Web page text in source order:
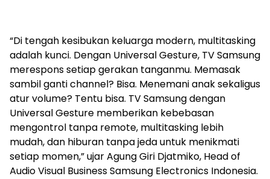
“Di tengah kesibukan keluarga modern, multitasking
adalah kunci. Dengan Universal Gesture, TV Samsung
merespons setiap gerakan tanganmu. Memasak
sambil ganti channel? Bisa. Menemani anak sekaligus
atur volume? Tentu bisa. TV Samsung dengan
Universal Gesture memberikan kebebasan
mengontrol tanpa remote, multitasking lebih
mudah, dan hiburan tanpa jeda untuk menikmati
setiap momen,” ujar Agung Giri Djatmiko, Head of
Audio Visual Business Samsung Electronics Indonesia.